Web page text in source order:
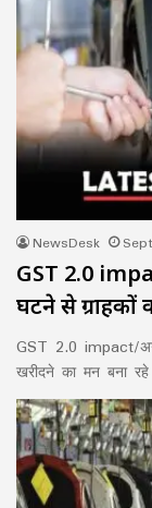
NewsDesk
GST 2.0
घटने से ग्राहकों
GST 2.0 impact/
खरीदने का मन बना